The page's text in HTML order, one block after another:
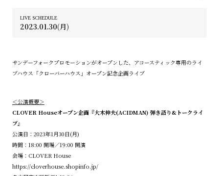
LIVE SCHEDULE
2023.01.30(月)
サンデーフォークプロモーションがオープンした、アコースティック専用のライ
ブハウス「クローバーハウス」オープン記念企画ライブ
＜公演概要＞
CLOVER Houseオープン企画『大木伸夫(ACIDMAN) 弾き語り&トークライ
ブ』
公演日：2023年1月30日(月)
時間：18:00 開場／19:00 開演
会場：CLOVER House
https://cloverhouse.shopinfo.jp/